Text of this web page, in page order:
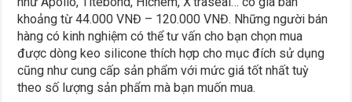
khoảng từ 44.000 VNĐ – 120.000 VNĐ. Những người bán
hàng có kinh nghiệm có thể tư vấn cho bạn chọn mua
được dòng keo silicone thích hợp cho mục đích sử dụng
cũng như cung cấp sản phẩm với mức giá tốt nhất tuỳ
theo số lượng sản phẩm mà bạn muốn mua.